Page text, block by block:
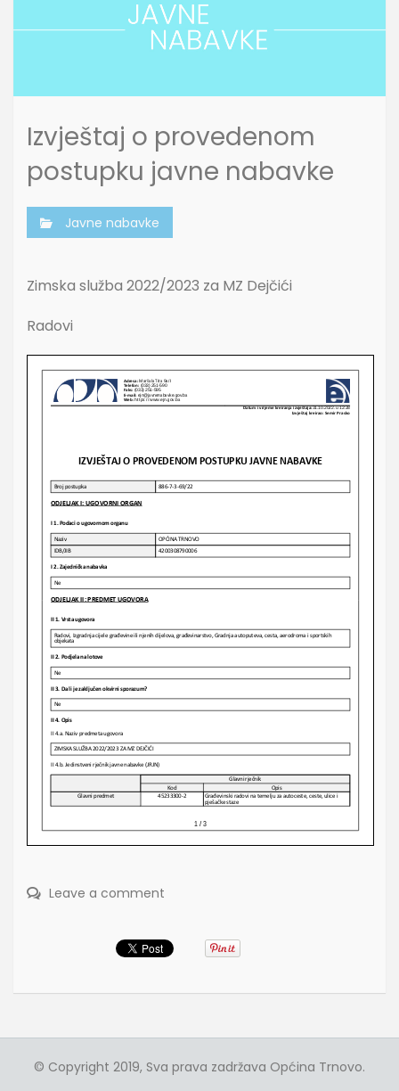
Izvještaj o provedenom
postupku javne nabavke
Javne nabavke
Zimska služba 2022/2023 za MZ Dejčići
Radovi
Leave a comment
© Copyright 2019, Sva prava zadržava Općina Trnovo.